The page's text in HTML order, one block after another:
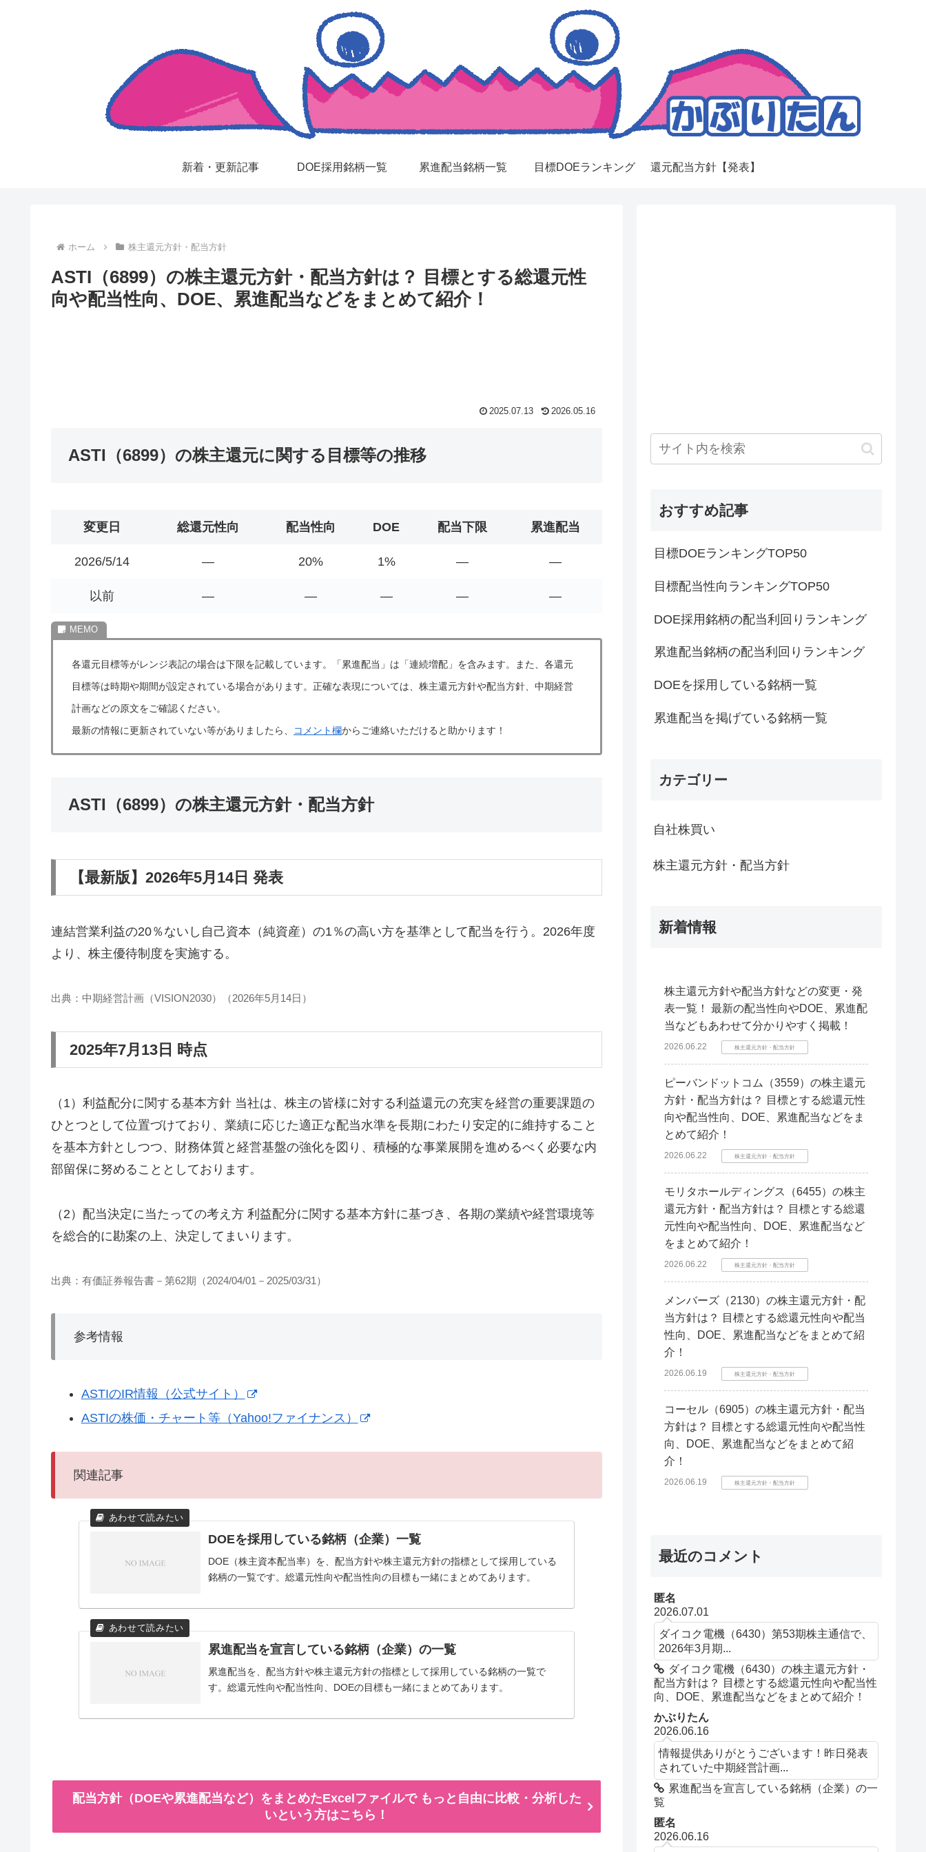
新着・更新記事 DOE採用銘柄一覧 累進配当銘柄一覧 目標DOEランキング 還元配当方針【発表】
ホーム 株主還元方針・配当方針
ASTI（6899）の株主還元方針・配当方針は？ 目標とする総還元性
向や配当性向、DOE、累進配当などをまとめて紹介！
2025.07.13 2026.05.16
ASTI（6899）の株主還元に関する目標等の推移
変更日 総還元性向 配当性向 DOE 配当下限 累進配当
2026/5/14 ― 20% 1% ― ―
以前 ― ― ― ― ―
各還元目標等がレンジ表記の場合は下限を記載しています。「累進配当」は「連続増配」を含みます。また、各還元
目標等は時期や期間が設定されている場合があります。正確な表現については、株主還元方針や配当方針、中期経営
計画などの原文をご確認ください。
最新の情報に更新されていない等がありましたら、
コメント欄からご連絡いただけると助かります！
ASTI（6899）の株主還元方針・配当方針
【最新版】2026年5月14日 発表
連結営業利益の20％ないし自己資本（純資産）の1％の高い方を基準として配当を行う。2026年度
より、株主優待制度を実施する。
出典：中期経営計画（VISION2030）（2026年5月14日）
2025年7月13日 時点
（1）利益配分に関する基本方針 当社は、株主の皆様に対する利益還元の充実を経営の重要課題の
ひとつとして位置づけており、業績に応じた適正な配当水準を長期にわたり安定的に維持すること
を基本方針としつつ、財務体質と経営基盤の強化を図り、積極的な事業展開を進めるべく必要な内
部留保に努めることとしております。
（2）配当決定に当たっての考え方 利益配分に関する基本方針に基づき、各期の業績や経営環境等
を総合的に勘案の上、決定してまいります。
出典：有価証券報告書－第62期（2024/04/01－2025/03/31）
参考情報
ASTIのIR情報（公式サイト）
ASTIの株価・チャート等（Yahoo!ファイナンス）
関連記事
DOEを採用している銘柄（企業）一覧
DOE（株主資本配当率）を、配当方針や株主還元方針の指標として採用している
銘柄の一覧です。総還元性向や配当性向の目標も一緒にまとめてあります。
累進配当を宣言している銘柄（企業）の一覧
累進配当を、配当方針や株主還元方針の指標として採用している銘柄の一覧で
す。総還元性向や配当性向、DOEの目標も一緒にまとめてあります。
配当方針（DOEや累進配当など）をまとめたExcelファイルで もっと自由に比較・分析した
いという方はこちら！
おすすめ記事
目標DOEランキングTOP50
目標配当性向ランキングTOP50
DOE採用銘柄の配当利回りランキング
累進配当銘柄の配当利回りランキング
DOEを採用している銘柄一覧
累進配当を掲げている銘柄一覧
カテゴリー
自社株買い
株主還元方針・配当方針
新着情報
株主還元方針や配当方針などの変更・発
表一覧！ 最新の配当性向やDOE、累進配
当などもあわせて分かりやすく掲載！
2026.06.22 株主還元方針・配当方針
ピーバンドットコム（3559）の株主還元
方針・配当方針は？ 目標とする総還元性
向や配当性向、DOE、累進配当などをま
とめて紹介！
2026.06.22 株主還元方針・配当方針
モリタホールディングス（6455）の株主
還元方針・配当方針は？ 目標とする総還
元性向や配当性向、DOE、累進配当など
をまとめて紹介！
2026.06.22 株主還元方針・配当方針
メンバーズ（2130）の株主還元方針・配
当方針は？ 目標とする総還元性向や配当
性向、DOE、累進配当などをまとめて紹
介！
2026.06.19 株主還元方針・配当方針
コーセル（6905）の株主還元方針・配当
方針は？ 目標とする総還元性向や配当性
向、DOE、累進配当などをまとめて紹
介！
2026.06.19 株主還元方針・配当方針
最近のコメント
匿名
2026.07.01
ダイコク電機（6430）第53期株主通信で、
2026年3月期...
ダイコク電機（6430）の株主還元方針・
配当方針は？ 目標とする総還元性向や配当性
向、DOE、累進配当などをまとめて紹介！
かぶりたん
2026.06.16
情報提供ありがとうございます！昨日発表
されていた中期経営計画...
累進配当を宣言している銘柄（企業）の一
覧
匿名
2026.06.16